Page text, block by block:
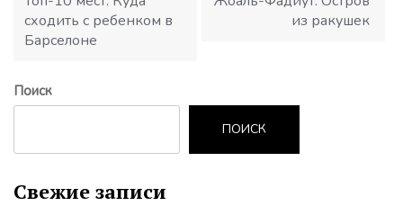
сходить с ребенком в
Барселоне
из ракушек
Поиск
ПОИСК
Свежие записи